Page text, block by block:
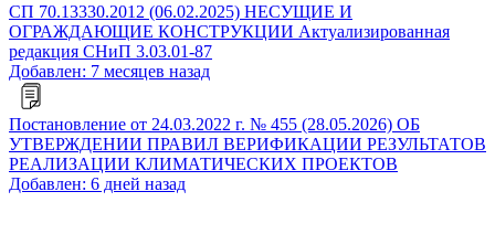
СП 70.13330.2012 (06.02.2025) НЕСУЩИЕ И
ОГРАЖДАЮЩИЕ КОНСТРУКЦИИ Актуализированная
редакция СНиП 3.03.01-87
Добавлен: 7 месяцев назад
Постановление от 24.03.2022 г. № 455 (28.05.2026) ОБ
УТВЕРЖДЕНИИ ПРАВИЛ ВЕРИФИКАЦИИ РЕЗУЛЬТАТОВ
РЕАЛИЗАЦИИ КЛИМАТИЧЕСКИХ ПРОЕКТОВ
Добавлен: 6 дней назад